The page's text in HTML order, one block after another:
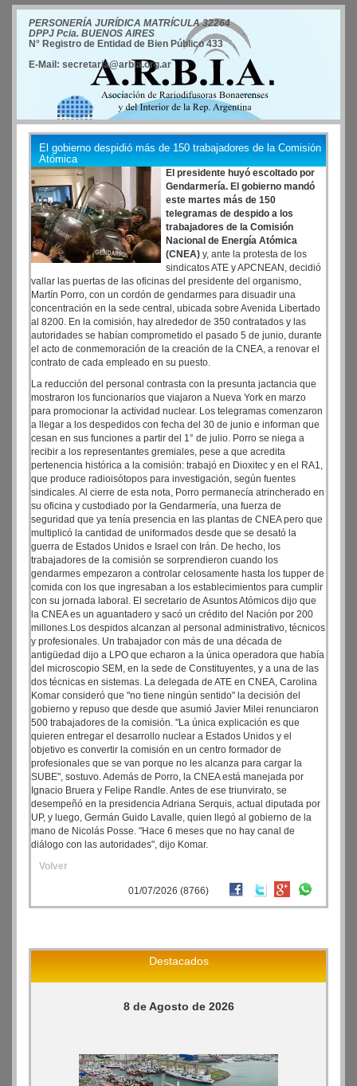
PERSONERÍA JURÍDICA MATRÍCULA 32264
DPPJ Pcia. BUENOS AIRES
N° Registro de Entidad de Bien Público 433
E-Mail: secretaria@arbia.org.ar
El gobierno despidió más de 150 trabajadores de la Comisión
Atómica
El presidente huyó escoltado por
Gendarmería. El gobierno mandó
este martes más de 150
telegramas de despido a los
trabajadores de la Comisión
Nacional de Energía Atómica
(CNEA) y, ante la protesta de los
sindicatos ATE y APCNEAN, decidió
vallar las puertas de las oficinas del presidente del organismo,
Martín Porro, con un cordón de gendarmes para disuadir una
concentración en la sede central, ubicada sobre Avenida Libertado
al 8200. En la comisión, hay alrededor de 350 contratados y las
autoridades se habían comprometido el pasado 5 de junio, durante
el acto de conmemoración de la creación de la CNEA, a renovar el
contrato de cada empleado en su puesto.
La reducción del personal contrasta con la presunta jactancia que
mostraron los funcionarios que viajaron a Nueva York en marzo
para promocionar la actividad nuclear. Los telegramas comenzaron
a llegar a los despedidos con fecha del 30 de junio e informan que
cesan en sus funciones a partir del 1° de julio. Porro se niega a
recibir a los representantes gremiales, pese a que acredita
pertenencia histórica a la comisión: trabajó en Dioxitec y en el RA1,
que produce radioisótopos para investigación, según fuentes
sindicales. Al cierre de esta nota, Porro permanecía atrincherado en
su oficina y custodiado por la Gendarmería, una fuerza de
seguridad que ya tenía presencia en las plantas de CNEA pero que
multiplicó la cantidad de uniformados desde que se desató la
guerra de Estados Unidos e Israel con Irán. De hecho, los
trabajadores de la comisión se sorprendieron cuando los
gendarmes empezaron a controlar celosamente hasta los tupper de
comida con los que ingresaban a los establecimientos para cumplir
con su jornada laboral. El secretario de Asuntos Atómicos dijo que
la CNEA es un aguantadero y sacó un crédito del Nación por 200
millones.Los despidos alcanzan al personal administrativo, técnicos
y profesionales. Un trabajador con más de una década de
antigüedad dijo a LPO que echaron a la única operadora que había
del microscopio SEM, en la sede de Constituyentes, y a una de las
dos técnicas en sistemas. La delegada de ATE en CNEA, Carolina
Komar consideró que "no tiene ningún sentido" la decisión del
gobierno y repuso que desde que asumió Javier Milei renunciaron
500 trabajadores de la comisión. "La única explicación es que
quieren entregar el desarrollo nuclear a Estados Unidos y el
objetivo es convertir la comisión en un centro formador de
profesionales que se van porque no les alcanza para cargar la
SUBE", sostuvo. Además de Porro, la CNEA está manejada por
Ignacio Bruera y Felipe Randle. Antes de ese triunvirato, se
desempeñó en la presidencia Adriana Serquis, actual diputada por
UP, y luego, Germán Guido Lavalle, quien llegó al gobierno de la
mano de Nicolás Posse. "Hace 6 meses que no hay canal de
diálogo con las autoridades", dijo Komar.
Volver
01/07/2026 (8766)
Destacados
8 de Agosto de 2026